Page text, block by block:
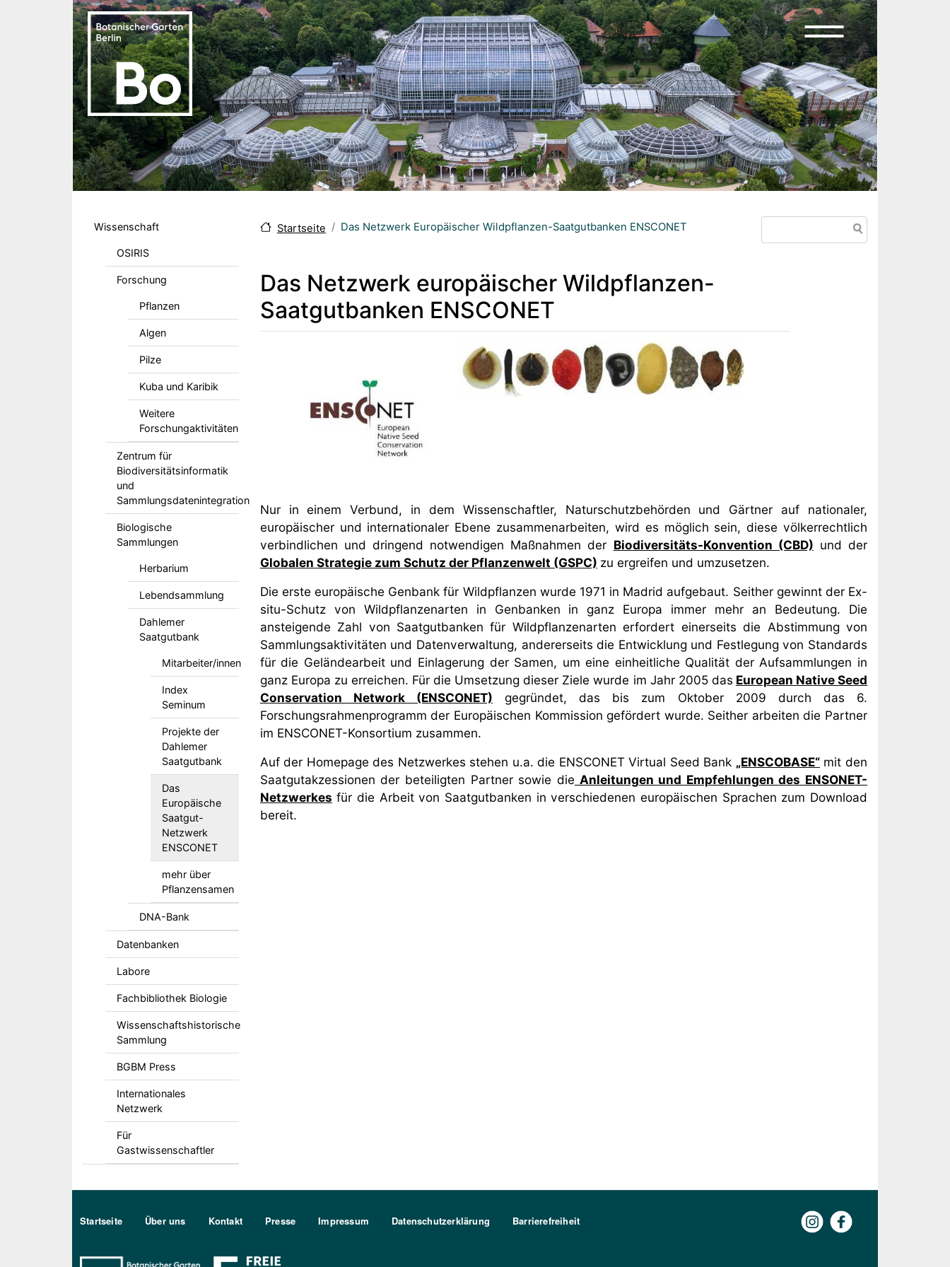
Direkt zum Inhalt
Wissenschaft
OSIRIS
Forschung
Pflanzen
Algen
Pilze
Kuba und Karibik
Weitere
Forschungaktivitäten
Zentrum für
Biodiversitätsinformatik
und
Sammlungsdatenintegration
Biologische
Sammlungen
Herbarium
Lebendsammlung
Dahlemer
Saatgutbank
Mitarbeiter/innen
Index
Seminum
Projekte der
Dahlemer
Saatgutbank
Das
Europäische
Saatgut-
Netzwerk
ENSCONET
mehr über
Pflanzensamen
DNA-Bank
Datenbanken
Labore
Fachbibliothek Biologie
Wissenschaftshistorische
Sammlung
BGBM Press
Internationales
Netzwerk
Für
Gastwissenschaftler
Startseite Das Netzwerk Europäischer Wildpflanzen-Saatgutbanken ENSCONET
Das Netzwerk europäischer Wildpflanzen-
Saatgutbanken ENSCONET
Nur in einem Verbund, in dem Wissenschaftler, Naturschutzbehörden und Gärtner auf nationaler,
europäischer und internationaler Ebene zusammenarbeiten, wird es möglich sein, diese völkerrechtlich
verbindlichen und dringend notwendigen Maßnahmen der Biodiversitäts-Konvention (CBD) und der
Globalen Strategie zum Schutz der Pflanzenwelt (GSPC) zu ergreifen und umzusetzen.
Die erste europäische Genbank für Wildpflanzen wurde 1971 in Madrid aufgebaut. Seither gewinnt der Ex-
situ-Schutz von Wildpflanzenarten in Genbanken in ganz Europa immer mehr an Bedeutung. Die
ansteigende Zahl von Saatgutbanken für Wildpflanzenarten erfordert einerseits die Abstimmung von
Sammlungsaktivitäten und Datenverwaltung, andererseits die Entwicklung und Festlegung von Standards
für die Geländearbeit und Einlagerung der Samen, um eine einheitliche Qualität der Aufsammlungen in
ganz Europa zu erreichen. Für die Umsetzung dieser Ziele wurde im Jahr 2005 das European Native Seed
Conservation Network (ENSCONET) gegründet, das bis zum Oktober 2009 durch das 6.
Forschungsrahmenprogramm der Europäischen Kommission gefördert wurde. Seither arbeiten die Partner
im ENSCONET-Konsortium zusammen.
Auf der Homepage des Netzwerkes stehen u.a. die ENSCONET Virtual Seed Bank „ENSCOBASE“mit den
Saatgutakzessionen der beteiligten Partner sowie die Anleitungen und Empfehlungen des ENSONET-
Netzwerkes für die Arbeit von Saatgutbanken in verschiedenen europäischen Sprachen zum Download
bereit.
Sekundärmenu DE
Startseite Über uns Kontakt Presse Impressum Datenschutzerklärung Barrierefreiheit
Bo Berlin Logo Weiß
Instagram